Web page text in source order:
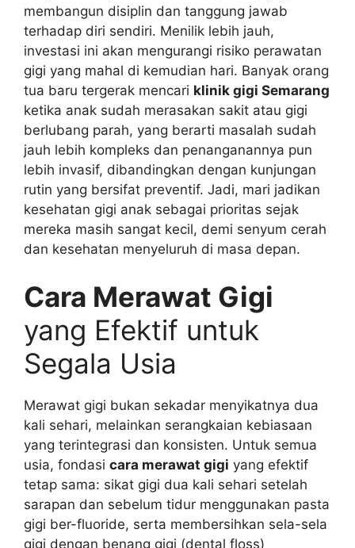
membangun disiplin dan tanggung jawab
terhadap diri sendiri. Menilik lebih jauh,
investasi ini akan mengurangi risiko perawatan
gigi yang mahal di kemudian hari. Banyak orang
tua baru tergerak mencari klinik gigi Semarang
ketika anak sudah merasakan sakit atau gigi
berlubang parah, yang berarti masalah sudah
jauh lebih kompleks dan penanganannya pun
lebih invasif, dibandingkan dengan kunjungan
rutin yang bersifat preventif. Jadi, mari jadikan
kesehatan gigi anak sebagai prioritas sejak
mereka masih sangat kecil, demi senyum cerah
dan kesehatan menyeluruh di masa depan.
Cara Merawat Gigi
yang Efektif untuk
Segala Usia
Merawat gigi bukan sekadar menyikatnya dua
kali sehari, melainkan serangkaian kebiasaan
yang terintegrasi dan konsisten. Untuk semua
usia, fondasi cara merawat gigi yang efektif
tetap sama: sikat gigi dua kali sehari setelah
sarapan dan sebelum tidur menggunakan pasta
gigi ber-fluoride, serta membersihkan sela-sela
gigi dengan benang gigi (dental floss)